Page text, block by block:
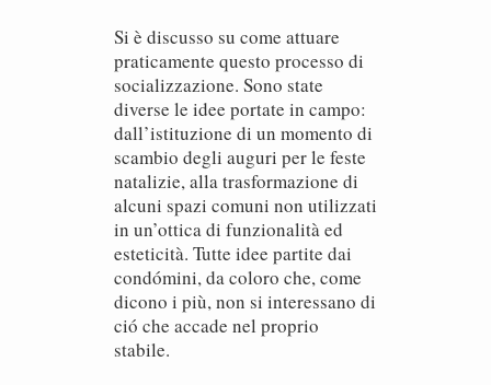
Si è discusso su come attuare
praticamente questo processo di
socializzazione. Sono state
diverse le idee portate in campo:
dall’istituzione di un momento di
scambio degli auguri per le feste
natalizie, alla trasformazione di
alcuni spazi comuni non utilizzati
in un’ottica di funzionalità ed
esteticità. Tutte idee partite dai
condómini, da coloro che, come
dicono i più, non si interessano di
ció che accade nel proprio
stabile.